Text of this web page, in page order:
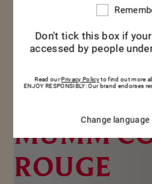
MUMM
ROUGE
Don't tick this box if
accessed by people
Read ourPrivacy Policyto find out more
ENJOY RESPONSIBLY: Our brand endorses
Change language